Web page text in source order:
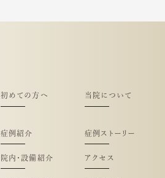
初めての方へ 当院について
症例紹介 症例ストーリー
院内・設備紹介 アクセス